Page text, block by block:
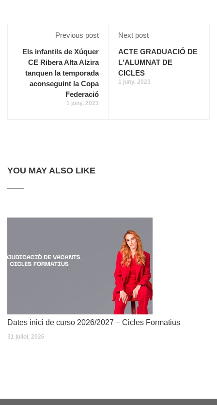
Previous post
Els infantils de Xúquer
CE Ribera Alta Alzira
tanquen la temporada
aconseguint la Copa
Federació
1 juny, 2023
Next post
ACTE GRADUACIÓ DE
L'ALUMNAT DE
CICLES
1 juny, 2023
YOU MAY ALSO LIKE
Dates inici de curso 2026/2027 – Cicles Formatius
31 juliol, 2026